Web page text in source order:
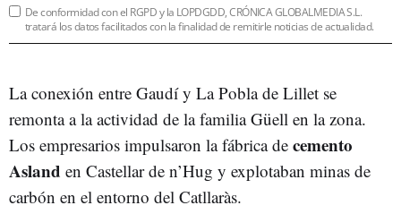
De conformidad con el RGPD y la LOPDGDD, CRÓNICA GLOBALMEDIA S.L.
tratará los datos facilitados con la finalidad de remitirle noticias de actualidad.
La conexión entre Gaudí y La Pobla de Lillet se
remonta a la actividad de la familia Güell en la zona.
Los empresarios impulsaron la fábrica de cemento
Asland en Castellar de n’Hug y explotaban minas de
carbón en el entorno del Catllaràs.